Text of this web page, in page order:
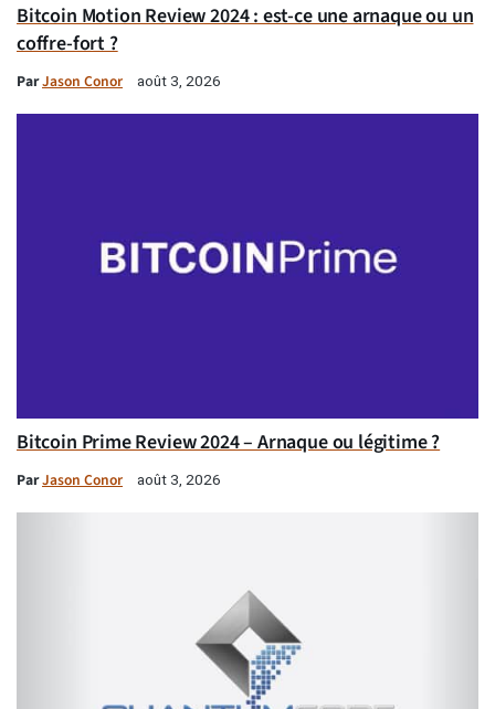
Bitcoin Motion Review 2024 : est-ce une arnaque ou un
coffre-fort ?
ParJason Conor août 3, 2026
Bitcoin Prime Review 2024 – Arnaque ou légitime ?
ParJason Conor août 3, 2026